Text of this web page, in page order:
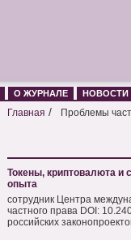
О ЖУРНАЛЕ НОВОСТИ
Главная / Проблемы
Токены, криптовалюта и
опыта
сотрудник Центра
частного права DOI:
российских